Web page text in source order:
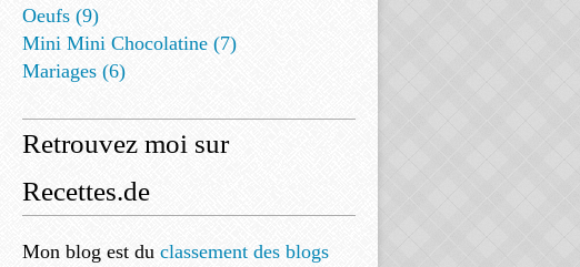
Oeufs (9)
Mini Mini Chocolatine (7)
Mariages (6)
Retrouvez moi sur
Recettes.de
Mon blog est du classement des blogs